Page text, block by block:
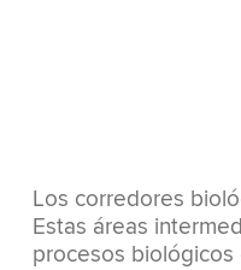
Los corredores
Estas áreas
procesos biológicos